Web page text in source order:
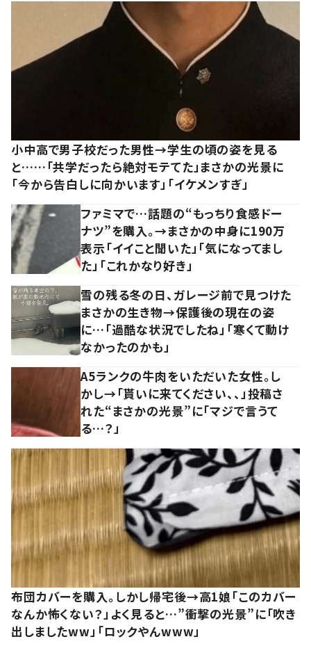
小中高で男子校だった男性→学生の頃の姿を見る
と……「共学だったら絶対モテてた」まさかの光景に
「今から告白しに向かいます」「イケメンすぎ」
ファミマで…話題の“もっちり食感ドー
ナツ”を購入。→まさかの中身に190万
表示「イイこと聞いた」「気になってまし
た」「これかなり好き」
雪の残る冬の日、ガレージ前で見つけた
まさかの生き物→保護後の現在の姿
に…「過酷な状況でしたね」「寒くて動け
なかったのかも」
A5ランクの牛肉をいただいた女性。し
かし→「貰いに来てください、、」投稿さ
れた“まさかの光景”に「マジで言うて
る…？」
布団カバーを購入。しかし帰宅後→高1娘「このカバー
なんか怖くない？」よく見ると…”衝撃の光景”に「吹き
出しましたww」「ロックやんwww」